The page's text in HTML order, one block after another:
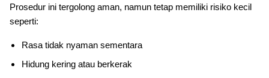
Prosedur ini tergolong aman, namun tetap memiliki risiko kecil
seperti:
Rasa tidak nyaman sementara
Hidung kering atau berkerak